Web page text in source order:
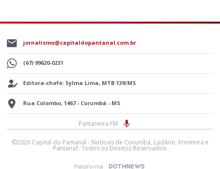
jornalismo@capitaldopantanal.com.br
(67) 99620-0231
Editora-chefe: Sylma Lima, MTB 139/MS
Rua Colombo, 1467 - Corumbá - MS
Pantaneira FM
©2026 Capital do Pantanal - Notícias de Corumbá, Ladário, Fronteira e
Pantanal!. Todos os Direitos Reservados.
Plataforma